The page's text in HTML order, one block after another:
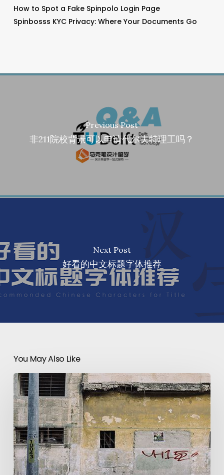
How to Spot a Fake Spinpolo Login Page
Spinbosss KYC Privacy: Where Your Documents Go
Previous Post
非211院校背景可以申请代尔夫特理工吗？
Next Post
好看的中文标题字体推荐
You May Also Like